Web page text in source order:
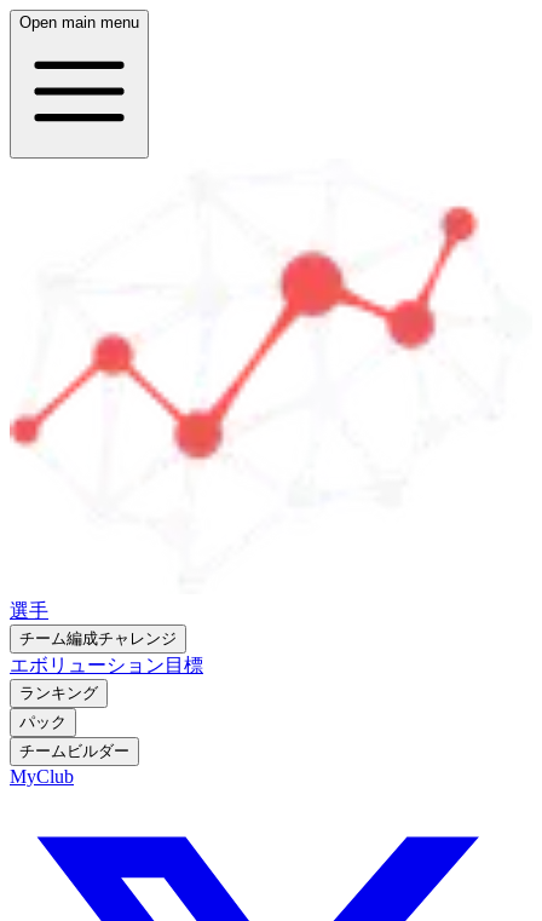
Open main menu
選手
チーム編成チャレンジ
エボリューション 目標
ランキング
パック
チームビルダー
MyClub